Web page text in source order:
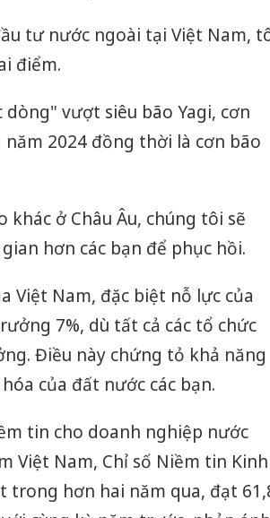
tư nước ngoài tại Việt Nam,
điểm.
vượt siêu bão Yagi, cơn
2024 đồng thời là cơn bão
khác ở Châu Âu, chúng tôi sẽ
hơn các bạn để phục hồi.
Việt Nam, đặc biệt nỗ lực của
7%, dù tất cả các tổ chức
Điều này chứng tỏ khả năng
của đất nước các bạn.
tin cho doanh nghiệp nước
Việt Nam, Chỉ số Niềm tin Kinh
trong hơn hai năm qua, đạt